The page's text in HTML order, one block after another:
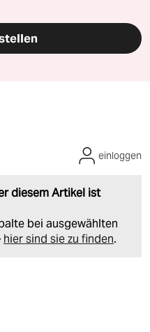
diesem Artikel ist
bei ausgewählten
hier sind sie zu finden.
einloggen